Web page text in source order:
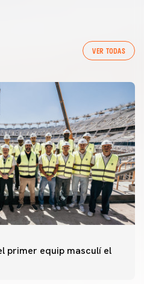
VER TODAS
primer equip masculí el